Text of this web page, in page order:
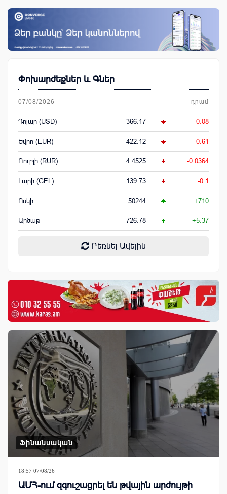
Փոխարժեքներ և Գներ
07/08/2026 դրամ
Դոլար (USD) 366.17 -0.08
Եվրո (EUR) 422.12 -0.61
Ռուբլի (RUR) 4.4525 -0.0364
Լարի (GEL) 139.73 -0.1
Ոսկի 50244 +710
Արծաթ 726.78 +5.37
Բեռնել Ավելին
Ֆինանսական
18:57 07/08/26
ԱՄՀ-ում զգուշացրել են թվային արժույթի